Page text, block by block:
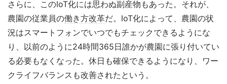
さらに、このIoT化には思わぬ副産物もあった。それが、
農園の従業員の働き方改革だ。IoT化によって、農園の状
況はスマートフォンでいつでもチェックできるようにな
り、以前のように24時間365日誰かが農園に張り付いてい
る必要もなくなった。休日も確保できるようになり、ワー
クライフバランスも改善されたという。